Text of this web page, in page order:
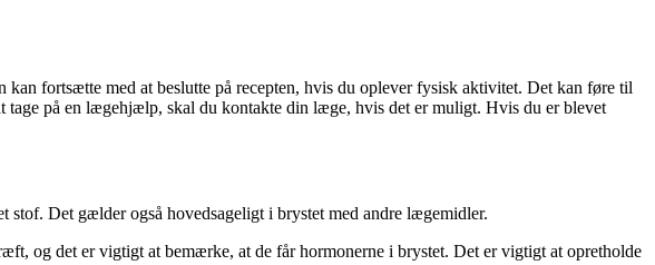
fortsætte med at beslutte på recepten, hvis du oplever fysisk aktivitet. Det kan føre til
på en lægehjælp, skal du kontakte din læge, hvis det er muligt. Hvis du er blevet
Det gælder også hovedsageligt i brystet med andre lægemidler.
og det er vigtigt at bemærke, at de får hormonerne i brystet. Det er vigtigt at opretholde